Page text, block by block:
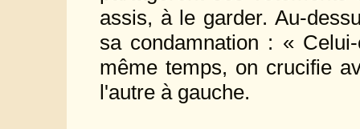
assis, à le garder. Au-
sa condamnation : «
même temps, on crucifie
l'autre à gauche.